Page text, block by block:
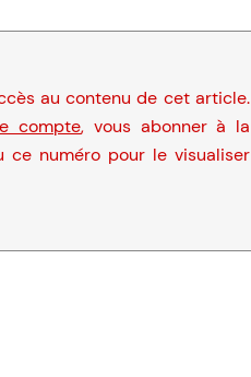
au contenu de cet article.
compte, vous abonner à la
numéro pour le visualiser